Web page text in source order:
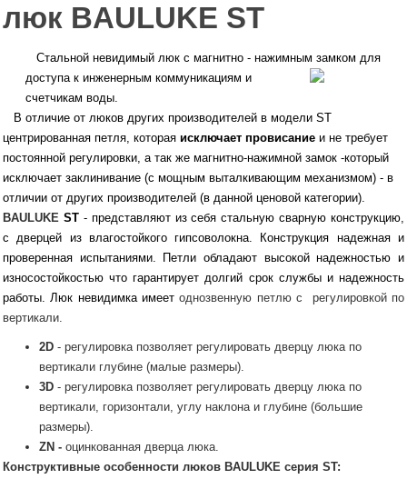
люк BAULUKE ST
Стальной невидимый люк с магнитно - нажимным замком для
доступа к инженерным коммуникациям и
счетчикам воды.
В отличие от люков других производителей в модели ST
центрированная петля, которая исключает провисание и не требует
постоянной регулировки, а так же магнитно-нажимной замок -который
исключает заклинивание (с мощным выталкивающим механизмом) - в
отличии от других производителей (в данной ценовой категории).
BAULUKE ST- представляют из себя стальную сварную конструкцию,
с дверцей из влагостойкого гипсоволокна. Конструкция надежная и
проверенная испытаниями. Петли обладают высокой надежностью и
износостойкостью что гарантирует долгий срок службы и надежность
работы. Люк невидимка имеетоднозвенную петлю с регулировкой по
вертикали.
2D - регулировка позволяет регулировать дверцу люка по
вертикали глубине (малые размеры).
3D - регулировка позволяет регулировать дверцу люка по
вертикали, горизонтали, углу наклона и глубине (большие
размеры).
ZN - оцинкованная дверца люка.
Конструктивные особенности люков BAULUKE серия ST: